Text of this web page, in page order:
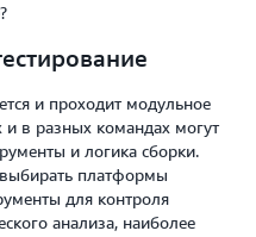
и проходит модульное
и в разных командах могут
и логика сборки.
платформы
для контроля
анализа, наиболее